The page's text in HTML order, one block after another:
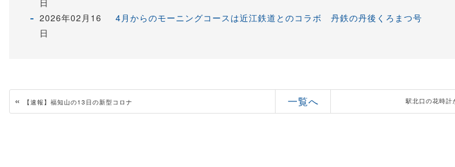
2026年02月16
日
4月からのモーニングコースは近江鉄道とのコラボ 丹鉄の丹後くろまつ号
« 【速報】福知山の13日の新型コロナ 一覧へ